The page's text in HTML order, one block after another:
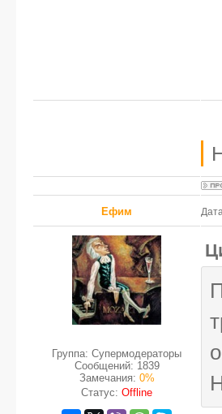
Ефим
Группа: Супермодераторы
Сообщений: 1839
Замечания: 0%
Статус: Offline